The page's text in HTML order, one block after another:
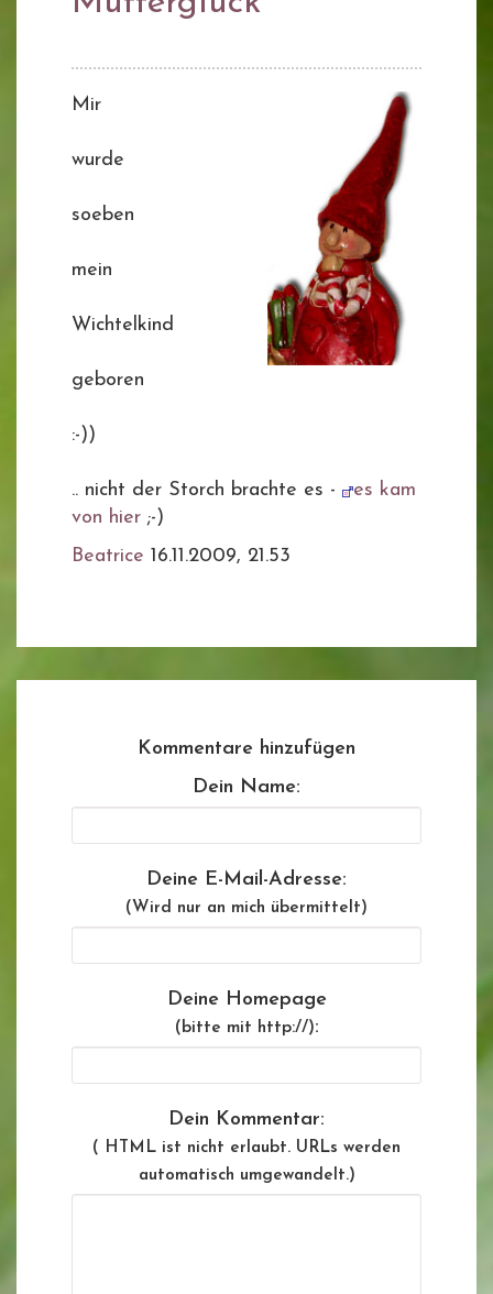
Mir
wurde
soeben
mein
Wichtelkind
geboren
:-))
.. nicht der Storch brachte es -
es kam
von hier ;-)
Beatrice 16.11.2009, 21.53
Kommentare hinzufügen
Dein Name:
Deine E-Mail-Adresse:
(Wird nur an mich übermittelt)
Deine Homepage
(bitte mit http://):
Dein Kommentar:
( HTML ist nicht erlaubt. URLs werden
automatisch umgewandelt.)